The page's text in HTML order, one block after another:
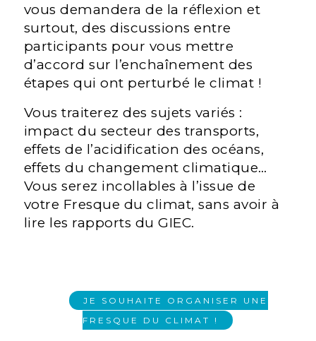
vous demandera de la réflexion et
surtout, des discussions entre
participants pour vous mettre
d’accord sur l’enchaînement des
étapes qui ont perturbé le climat !
Vous traiterez des sujets variés :
impact du secteur des transports,
effets de l’acidification des océans,
effets du changement climatique…
Vous serez incollables à l’issue de
votre Fresque du climat, sans avoir à
lire les rapports du GIEC.
JE SOUHAITE ORGANISER UNE
FRESQUE DU CLIMAT !